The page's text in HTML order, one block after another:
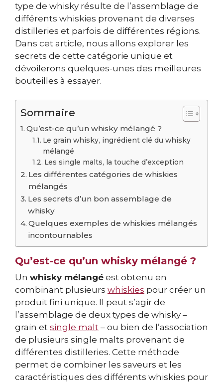
type de whisky résulte de l’assemblage de
différents whiskies provenant de diverses
distilleries et parfois de différentes régions.
Dans cet article, nous allons explorer les
secrets de cette catégorie unique et
dévoilerons quelques-unes des meilleures
bouteilles à essayer.
Sommaire
Qu’est-ce qu’un whisky mélangé ?
Le grain whisky, ingrédient clé du whisky
mélangé
Les single malts, la touche d’exception
Les différentes catégories de whiskies
mélangés
Les secrets d’un bon assemblage de
whisky
Quelques exemples de whiskies mélangés
incontournables
Qu’est-ce qu’un whisky mélangé ?
Un whisky mélangé est obtenu en
combinant plusieurs whiskies pour créer un
produit fini unique. Il peut s’agir de
l’assemblage de deux types de whisky –
grain et single malt – ou bien de l’association
de plusieurs single malts provenant de
différentes distilleries. Cette méthode
permet de combiner les saveurs et les
caractéristiques des différents whiskies pour